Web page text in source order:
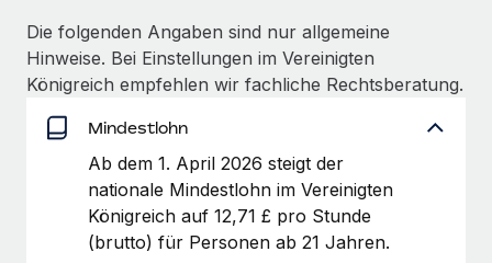
Gründung von Niederlassungen
Schnelle, rechtssichere Gründung von
Niederlassungen
Mobilität und Relocation
Mühelose Relocation von Mitarbeiter:innen
Benefits
Mühelose Verwaltung von Benefits
Revolution des Enterprise Contractor
Managements – die Erfolgsgeschichte einer
globalen Content-Agentur mit Remote
Auf einen Blick Erfahre mehr über die unglaubliche
Mehr erfahren
Steuern
Neues zu Remote-Produkten: Integration mit
Gusto und Zero und Contractor Management
Die folgenden Angaben sind nur allgemeine
Hinweise. Bei Einstellungen im Vereinigten
Königreich empfehlen wir fachliche Rechtsberatung.
Mindestlohn
Ab dem 1. April 2026 steigt der
nationale Mindestlohn im Vereinigten
Königreich auf 12,71 £ pro Stunde
(brutto) für Personen ab 21 Jahren.